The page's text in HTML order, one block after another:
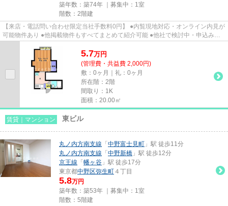
築年数：築74年 ｜募集中： 1室
階数：2階建
【来店・電話問い合わせ限定当社手数料0円】 ●内覧現地対応・オンライン内見が
可能物件あり ●他掲載物件もすべてまとめて紹介可能 ●他社で検討中・申込み済
5.7万円
(管理費・共益費 2,000円)
敷：0ヶ月｜礼：0ヶ月
所在階：2階
間取り：1K
面積：20.00㎡
賃貸｜マンション 東ビル
丸ノ内方南支線 「 中野富士見町 」駅 徒歩11分
丸ノ内方南支線 「 中野新橋 」駅 徒歩12分
京王線 「 幡ヶ谷 」駅 徒歩17分
東京都中野区弥生町 ４丁目
5.8万円
築年数：築53年 ｜募集中： 1室
階数：5階建